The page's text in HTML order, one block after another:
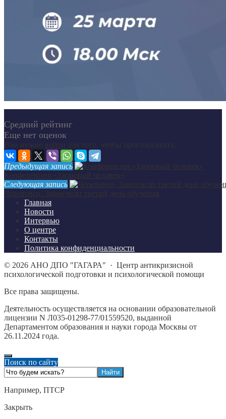
Средний рейтинг
Еще нет оценок
Предыдущая запись
Следующая запись
Главная
Новости
Интервью
О центре
Контакты
Политика конфиденциальности
© 2026 АНО ДПО "ГАГАРА" · Центр антикризисной
психологической подготовки и психологической помощи
Все права защищены.
Деятельность осуществляется на основании образовательной
лицензии N Л035-01298-77/01559520, выданной
Департаментом образования и науки города Москвы от
26.11.2024 года.
Поиск по сайту
Например, ПТСР
Закрыть